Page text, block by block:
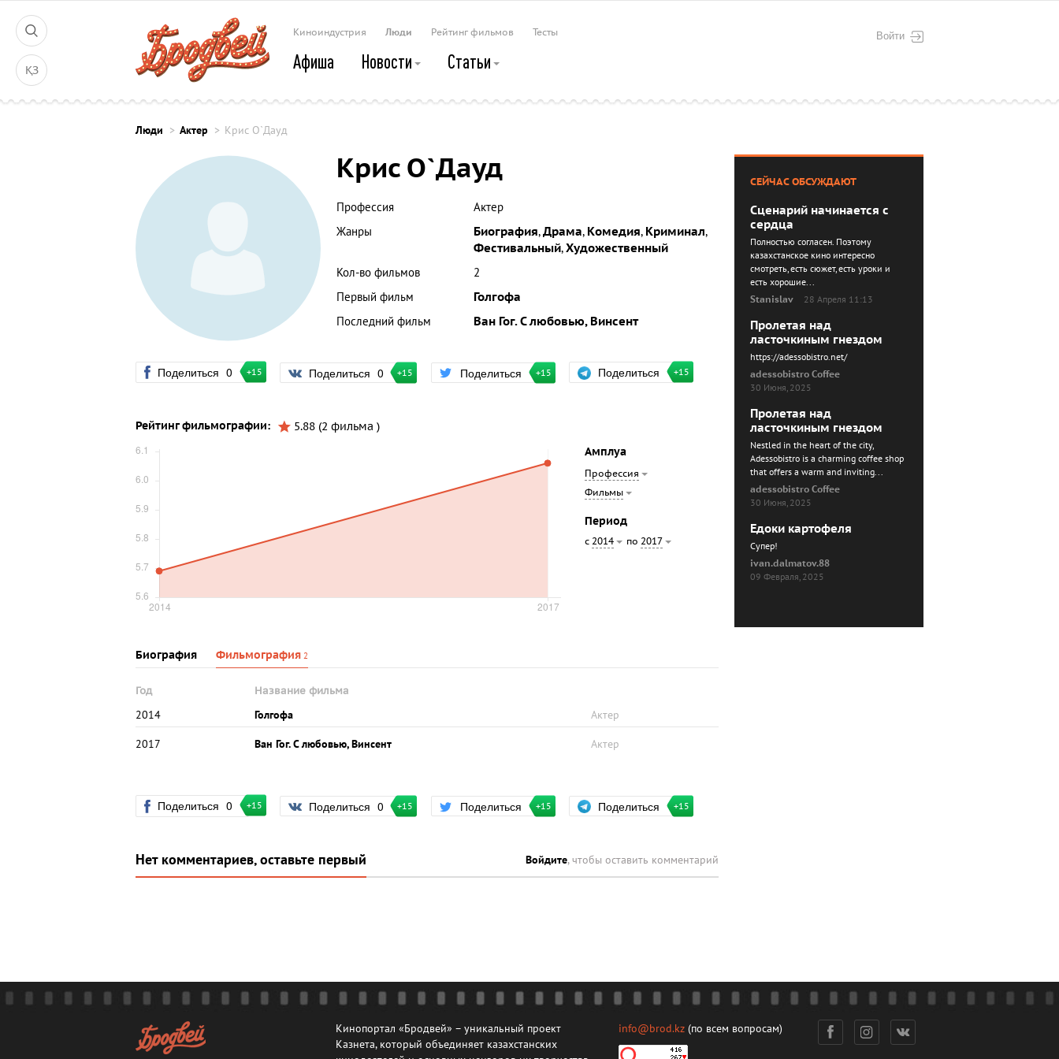
ҚЗ
Войти
Киноиндустрия Люди Рейтинг фильмов Тесты
Афиша Новости Статьи
Люди Актер Крис О`Дауд
Крис О`Дауд
Профессия
Актер
Жанры
Биография,Драма, Комедия, Криминал,
Фестивальный,Художественный
Кол-во фильмов
2
Первый фильм
Голгофа
Последний фильм
Ван Гог. С любовью, Винсент
Поделиться 0 +15 Поделиться 0 +15 Поделиться +15 Поделиться +15
Рейтинг фильмографии:
5.88 (2 фильма )
Амплуа
Профессия
Фильмы
Период
с 2014 по 2017
Биография Фильмография 2
Год Название фильма
2014 Голгофа Актер
2017 Ван Гог. С любовью, Винсент Актер
Поделиться 0 +15 Поделиться 0 +15 Поделиться +15 Поделиться +15
Нет комментариев, оставьте первый Войдите, чтобы оставить комментарий
СЕЙЧАС ОБСУЖДАЮТ
Сценарий начинается с
сердца
Полностью согласен. Поэтому
казахстанское кино интересно
смотреть, есть сюжет, есть уроки и
есть хорошие...
Stanislav
28 Апреля 11:13
Пролетая над
ласточкиным гнездом
https://adessobistro.net/
adessobistro Coffee
30 Июня, 2025
Пролетая над
ласточкиным гнездом
Nestled in the heart of the city,
Adessobistro is a charming coffee shop
that offers a warm and inviting...
adessobistro Coffee
30 Июня, 2025
Едоки картофеля
Cупер!
ivan.dalmatov.88
09 Февраля, 2025
Кинопортал «Бродвей» – уникальный проект
Казнета, который объединяет казахстанских
info@brod.kz (по всем вопросам)